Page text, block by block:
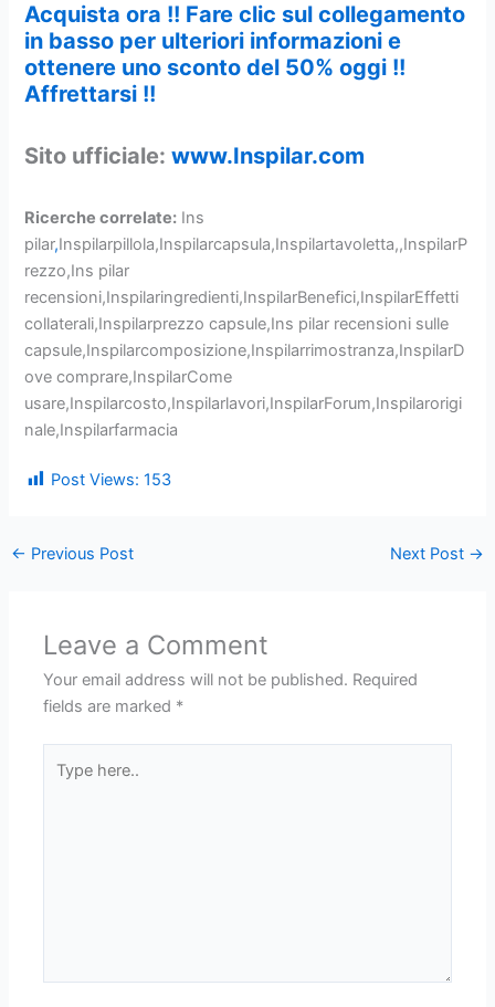
Acquista ora !! Fare clic sul collegamento
in basso per ulteriori informazioni e
ottenere uno sconto del 50% oggi !!
Affrettarsi !!
Sito ufficiale:www.Inspilar.com
Ricerche correlate: Ins
pilar,Inspilarpillola,Inspilarcapsula,Inspilartavoletta,,InspilarP
rezzo,Ins pilar
recensioni,Inspilaringredienti,InspilarBenefici,InspilarEffetti
collaterali,Inspilarprezzo capsule,Ins pilar recensioni sulle
capsule,Inspilarcomposizione,Inspilarrimostranza,InspilarD
ove comprare,InspilarCome
usare,Inspilarcosto,Inspilarlavori,InspilarForum,Inspilarorigi
nale,Inspilarfarmacia
Post Views: 153
← Previous Post Next Post →
Leave a Comment
Your email address will not be published. Required
fields are marked *
here..